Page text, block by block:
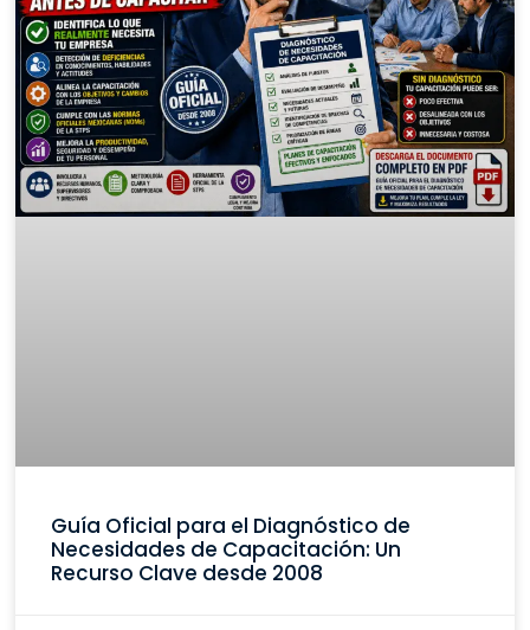
Guía Oficial para el Diagnóstico de
Necesidades de Capacitación: Un
Recurso Clave desde 2008